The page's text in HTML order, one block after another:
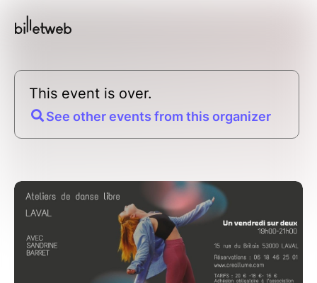
This event is over.
See other events from this organizer